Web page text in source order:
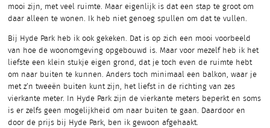
mooi zijn, met veel ruimte. Maar eigenlijk is dat een stap te groot om
daar alleen te wonen. Ik heb niet genoeg spullen om dat te vullen.
Bij Hyde Park heb ik ook gekeken. Dat is op zich een mooi voorbeeld
van hoe de woonomgeving opgebouwd is. Maar voor mezelf heb ik het
liefste een klein stukje eigen grond, dat je toch even de ruimte hebt
om naar buiten te kunnen. Anders toch minimaal een balkon, waar je
met z’n tweeën buiten kunt zijn, het liefst in de richting van zes
vierkante meter. In Hyde Park zijn de vierkante meters beperkt en soms
is er zelfs geen mogelijkheid om naar buiten te gaan. Daardoor en
door de prijs bij Hyde Park, ben ik gewoon afgehaakt.